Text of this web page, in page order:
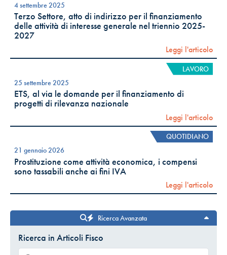
4 settembre 2025
Terzo Settore, atto di indirizzo per il finanziamento
delle attività di interesse generale nel triennio 2025-
2027
Leggi l'articolo
LAVORO
25 settembre 2025
ETS, al via le domande per il finanziamento di
progetti di rilevanza nazionale
Leggi l'articolo
QUOTIDIANO
21 gennaio 2026
Prostituzione come attività economica, i compensi
sono tassabili anche ai fini IVA
Leggi l'articolo
Ricerca Avanzata
Ricerca in Articoli Fisco